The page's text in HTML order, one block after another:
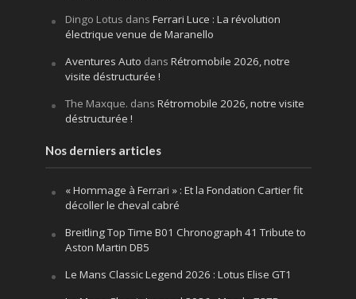
Dingo Lotus dans Ferrari Luce : La révolution
électrique venue de Maranello
Aventures Auto dans Rétromobile 2026, notre
visite déstructurée !
The Maxque. dans Rétromobile 2026, notre visite
déstructurée !
Nos derniers articles
« Hommage à Ferrari » : Et la Fondation Cartier fit
décoller le cheval cabré
Breitling Top Time B01 Chronograph 41 Tribute to
Aston Martin DB5
Le Mans Classic Legend 2026 : Lotus Elise GT1